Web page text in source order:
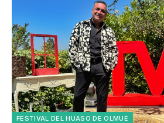
FESTIVAL DEL HUASO DE OLMUÉ